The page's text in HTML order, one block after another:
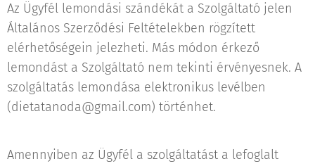
Az Ügyfél lemondási szándékát a Szolgáltató jelen
Általános Szerződési Feltételekben rögzített
elérhetőségein jelezheti. Más módon érkező
lemondást a Szolgáltató nem tekinti érvényesnek. A
szolgáltatás lemondása elektronikus levélben
(dietatanoda@gmail.com) történhet.
Amennyiben az Ügyfél a szolgáltatást a lefoglalt